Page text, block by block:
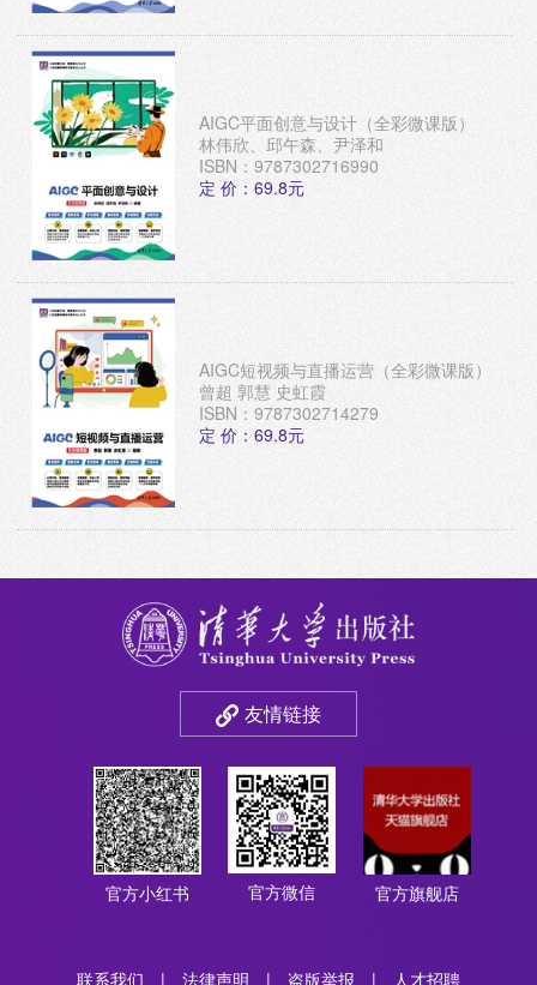
AIGC平面创意与设计（全彩微课版）
林伟欣、邱午森、尹泽和
ISBN：9787302716990
定 价：69.8元
AIGC短视频与直播运营（全彩微课版）
曾超 郭慧 史虹霞
ISBN：9787302714279
定 价：69.8元
友情链接
官方小红书 官方微信 官方旗舰店
联系我们 | 法律声明 | 盗版举报 | 人才招聘